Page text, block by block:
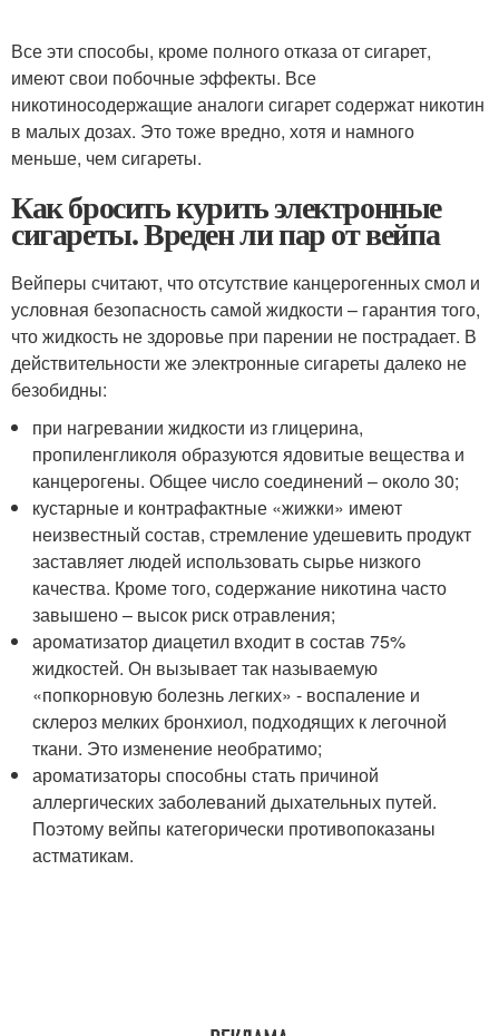
Все эти способы, кроме полного отказа от сигарет,
имеют свои побочные эффекты. Все
никотиносодержащие аналоги сигарет содержат никотин
в малых дозах. Это тоже вредно, хотя и намного
меньше, чем сигареты.
Как бросить курить электронные
сигареты. Вреден ли пар от вейпа
Вейперы считают, что отсутствие канцерогенных смол и
условная безопасность самой жидкости – гарантия того,
что жидкость не здоровье при парении не пострадает. В
действительности же электронные сигареты далеко не
безобидны:
при нагревании жидкости из глицерина,
пропиленгликоля образуются ядовитые вещества и
канцерогены. Общее число соединений – около 30;
кустарные и контрафактные «жижки» имеют
неизвестный состав, стремление удешевить продукт
заставляет людей использовать сырье низкого
качества. Кроме того, содержание никотина часто
завышено – высок риск отравления;
ароматизатор диацетил входит в состав 75%
жидкостей. Он вызывает так называемую
«попкорновую болезнь легких» - воспаление и
склероз мелких бронхиол, подходящих к легочной
ткани. Это изменение необратимо;
ароматизаторы способны стать причиной
аллергических заболеваний дыхательных путей.
Поэтому вейпы категорически противопоказаны
астматикам.